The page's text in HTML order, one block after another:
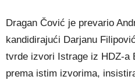
Dragan Čović je prevario
kandidirajući Darjanu
tvrde izvori Istrage iz HDZ-a
prema istim izvorima,